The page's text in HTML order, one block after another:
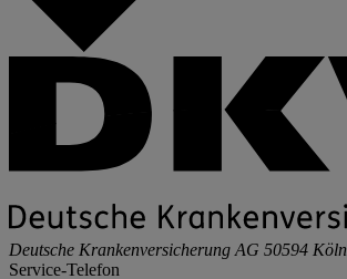
Deutsche Krankenversicherung AG 50594 Köln
Service-Telefon